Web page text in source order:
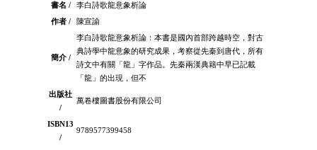
書名 /
李白詩歌龍意象析論
作者 /
陳宣諭
簡介 /
李白詩歌龍意象析論：本書是國內首部跨越時空，對古
典詩學中龍意象的研究成果，考察從先秦到唐代，所有
詩文中有關「龍」字作品。先秦兩漢典籍中早已記載
「龍」的出現，但不
出版社
/
萬卷樓圖書股份有限公司
ISBN13
/
9789577399458